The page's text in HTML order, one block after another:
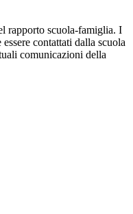
rapporto scuola-famiglia. I
contattati dalla scuola
comunicazioni della